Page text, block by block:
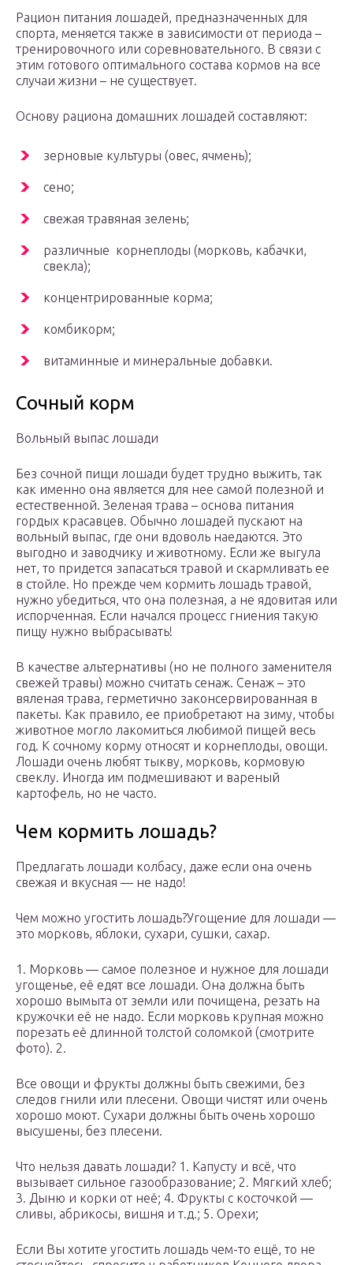
Рацион питания лошадей, предназначенных для
спорта, меняется также в зависимости от периода –
тренировочного или соревновательного. В связи с
этим готового оптимального состава кормов на все
случаи жизни – не существует.
Основу рациона домашних лошадей составляют:
зерновые культуры (овес, ячмень);
сено;
свежая травяная зелень;
различные корнеплоды (морковь, кабачки,
свекла);
концентрированные корма;
комбикорм;
витаминные и минеральные добавки.
Сочный корм
Вольный выпас лошади
Без сочной пищи лошади будет трудно выжить, так
как именно она является для нее самой полезной и
естественной. Зеленая трава – основа питания
гордых красавцев. Обычно лошадей пускают на
вольный выпас, где они вдоволь наедаются. Это
выгодно и заводчику и животному. Если же выгула
нет, то придется запасаться травой и скармливать ее
в стойле. Но прежде чем кормить лошадь травой,
нужно убедиться, что она полезная, а не ядовитая или
испорченная. Если начался процесс гниения такую
пищу нужно выбрасывать!
В качестве альтернативы (но не полного заменителя
свежей травы) можно считать сенаж. Сенаж – это
вяленая трава, герметично законсервированная в
пакеты. Как правило, ее приобретают на зиму, чтобы
животное могло лакомиться любимой пищей весь
год. К сочному корму относят и корнеплоды, овощи.
Лошади очень любят тыкву, морковь, кормовую
свеклу. Иногда им подмешивают и вареный
картофель, но не часто.
Чем кормить лошадь?
Предлагать лошади колбасу, даже если она очень
свежая и вкусная — не надо!
Чем можно угостить лошадь?Угощение для лошади —
это морковь, яблоки, сухари, сушки, сахар.
1. Морковь — самое полезное и нужное для лошади
угощенье, её едят все лошади. Она должна быть
хорошо вымыта от земли или почищена, резать на
кружочки её не надо. Если морковь крупная можно
порезать её длинной толстой соломкой (смотрите
фото). 2.
Все овощи и фрукты должны быть свежими, без
следов гнили или плесени. Овощи чистят или очень
хорошо моют. Сухари должны быть очень хорошо
высушены, без плесени.
Что нельзя давать лошади? 1. Капусту и всё, что
вызывает сильное газообразование; 2. Мягкий хлеб;
3. Дыню и корки от неё; 4. Фрукты с косточкой —
сливы, абрикосы, вишня и т.д.; 5. Орехи;
Если Вы хотите угостить лошадь чем-то ещё, то не